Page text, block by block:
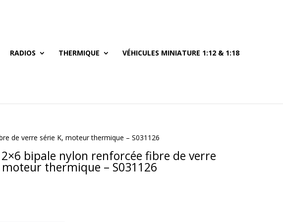
RADIOS THERMIQUE VÉHICULES MINIATURE 1:12 & 1:18
de verre série K, moteur thermique – S031126
bipale nylon renforcée fibre de verre
moteur thermique – S031126